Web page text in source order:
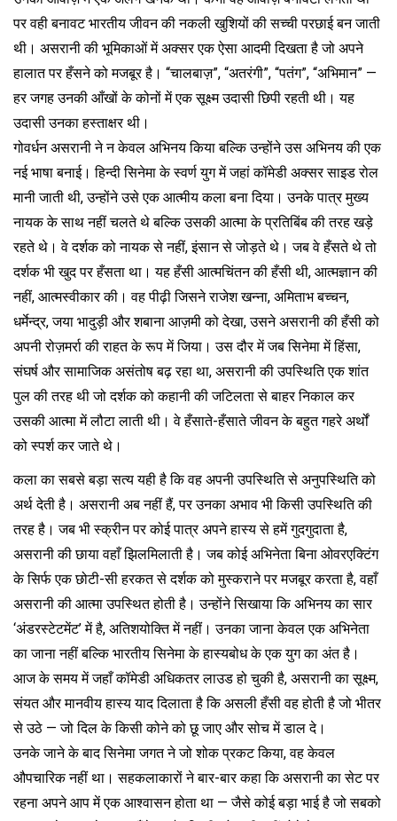
पर वही बनावट भारतीय जीवन की नकली खुशियों की सच्ची परछाई बन जाती
थी। असरानी की भूमिकाओं में अक्सर एक ऐसा आदमी दिखता है जो अपने
हालात पर हँसने को मजबूर है। “चालबाज़”, “अतरंगी”, “पतंग”, “अभिमान” —
हर जगह उनकी आँखों के कोनों में एक सूक्ष्म उदासी छिपी रहती थी। यह
उदासी उनका हस्ताक्षर थी।
गोवर्धन असरानी ने न केवल अभिनय किया बल्कि उन्होंने उस अभिनय की एक
नई भाषा बनाई। हिन्दी सिनेमा के स्वर्ण युग में जहां कॉमेडी अक्सर साइड रोल
मानी जाती थी, उन्होंने उसे एक आत्मीय कला बना दिया। उनके पात्र मुख्य
नायक के साथ नहीं चलते थे बल्कि उसकी आत्मा के प्रतिबिंब की तरह खड़े
रहते थे। वे दर्शक को नायक से नहीं, इंसान से जोड़ते थे। जब वे हँसते थे तो
दर्शक भी खुद पर हँसता था। यह हँसी आत्मचिंतन की हँसी थी, आत्मज्ञान की
नहीं, आत्मस्वीकार की। वह पीढ़ी जिसने राजेश खन्ना, अमिताभ बच्चन,
धर्मेन्द्र, जया भादुड़ी और शबाना आज़मी को देखा, उसने असरानी की हँसी को
अपनी रोज़मर्रा की राहत के रूप में जिया। उस दौर में जब सिनेमा में हिंसा,
संघर्ष और सामाजिक असंतोष बढ़ रहा था, असरानी की उपस्थिति एक शांत
पुल की तरह थी जो दर्शक को कहानी की जटिलता से बाहर निकाल कर
उसकी आत्मा में लौटा लाती थी। वे हँसाते-हँसाते जीवन के बहुत गहरे अर्थों
को स्पर्श कर जाते थे।
कला का सबसे बड़ा सत्य यही है कि वह अपनी उपस्थिति से अनुपस्थिति को
अर्थ देती है। असरानी अब नहीं हैं, पर उनका अभाव भी किसी उपस्थिति की
तरह है। जब भी स्क्रीन पर कोई पात्र अपने हास्य से हमें गुदगुदाता है,
असरानी की छाया वहाँ झिलमिलाती है। जब कोई अभिनेता बिना ओवरएक्टिंग
के सिर्फ एक छोटी-सी हरकत से दर्शक को मुस्कराने पर मजबूर करता है, वहाँ
असरानी की आत्मा उपस्थित होती है। उन्होंने सिखाया कि अभिनय का सार
‘अंडरस्टेटमेंट’ में है, अतिशयोक्ति में नहीं। उनका जाना केवल एक अभिनेता
का जाना नहीं बल्कि भारतीय सिनेमा के हास्यबोध के एक युग का अंत है।
आज के समय में जहाँ कॉमेडी अधिकतर लाउड हो चुकी है, असरानी का सूक्ष्म,
संयत और मानवीय हास्य याद दिलाता है कि असली हँसी वह होती है जो भीतर
से उठे — जो दिल के किसी कोने को छू जाए और सोच में डाल दे।
उनके जाने के बाद सिनेमा जगत ने जो शोक प्रकट किया, वह केवल
औपचारिक नहीं था। सहकलाकारों ने बार-बार कहा कि असरानी का सेट पर
रहना अपने आप में एक आश्वासन होता था — जैसे कोई बड़ा भाई है जो सबको